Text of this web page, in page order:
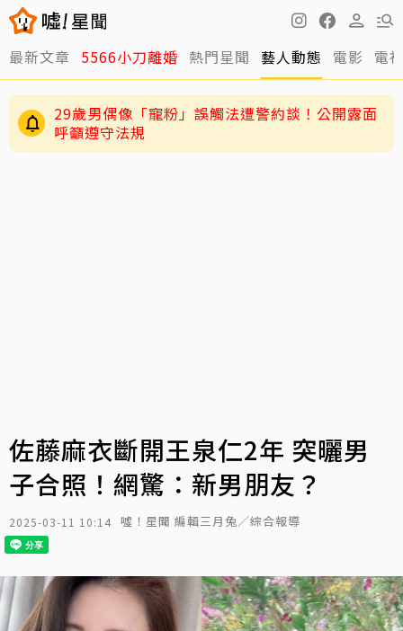
最新文章 5566小刀離婚 熱門星聞 藝人動態 電影 電
29歲男偶像「寵粉」誤觸法遭警約談！公開露面
呼籲遵守法規
佐藤麻衣斷開王泉仁2年 突曬男
子合照！網驚：新男朋友？
2025-03-11 10:14 噓！星聞 編輯三月兔／綜合報導